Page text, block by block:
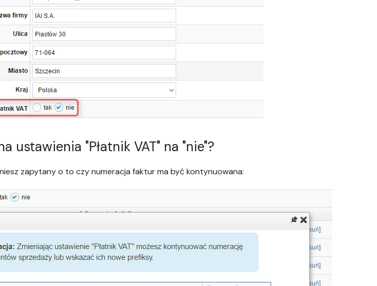
ustawienia "Płatnik VAT" na "nie"?
zapytany o to czy numeracja faktur ma być kontynuowana: